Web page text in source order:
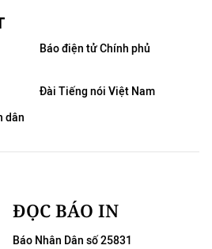
Báo điện tử Chính phủ
Đài Tiếng nói Việt Nam
dân
ĐỌC BÁO IN
Báo Nhân Dân số 25831